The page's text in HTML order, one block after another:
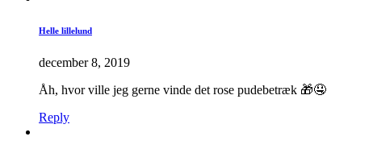
Helle lillelund
december 8, 2019
Åh, hvor ville jeg gerne vinde det rose pudebetræk 🎁🤤
Reply